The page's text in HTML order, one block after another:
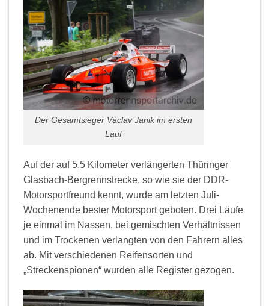
Der Gesamtsieger Václav Janik im ersten
Lauf
Auf der auf 5,5 Kilometer verlängerten Thüringer
Glasbach-Bergrennstrecke, so wie sie der DDR-
Motorsportfreund kennt, wurde am letzten Juli-
Wochenende bester Motorsport geboten. Drei Läufe
je einmal im Nassen, bei gemischten Verhältnissen
und im Trockenen verlangten von den Fahrern alles
ab. Mit verschiedenen Reifensorten und
„Streckenspionen“ wurden alle Register gezogen.